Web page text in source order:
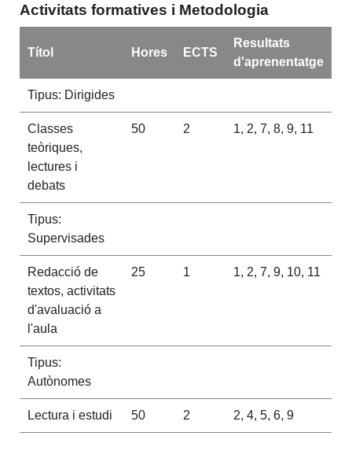
Activitats formatives i Metodologia
Títol Hores ECTS
Resultats
d'aprenentatge
Tipus: Dirigides
Classes
teòriques,
lectures i
debats
50 2 1, 2, 7, 8, 9, 11
Tipus:
Supervisades
Redacció de
textos, activitats
d'avaluació a
l'aula
25 1 1, 2, 7, 9, 10, 11
Tipus:
Autònomes
Lectura i estudi 50 2 2, 4, 5, 6, 9